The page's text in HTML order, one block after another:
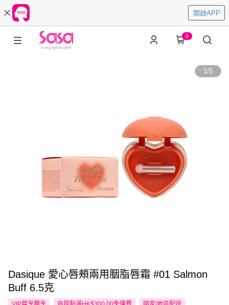
開啟APP
0
1/5
Dasique 愛心唇頰兩用胭脂唇霜 #01 Salmon
Buff 6.5克